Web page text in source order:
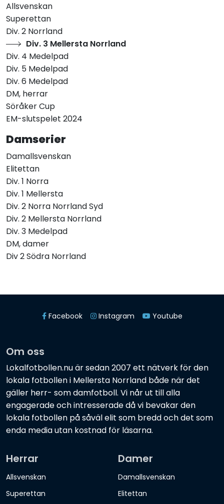
Allsvenskan
Superettan
Div. 2 Norrland
Div. 3 Mellersta Norrland
Div. 4 Medelpad
Div. 5 Medelpad
Div. 6 Medelpad
DM, herrar
Söråker Cup
EM-slutspelet 2024
Damserier
Damallsvenskan
Elitettan
Div. 1 Norra
Div. 1 Mellersta
Div. 2 Norra Norrland Syd
Div. 2 Mellersta Norrland
Div. 3 Medelpad
DM, damer
Div 2 Södra Norrland
Facebook Instagram Youtube
Om oss
Lokalfotbollen.nu är sedan 2007 ett nätverk för den
lokala fotbollen i Mellersta Norrland både när det
gäller herr- som damfotboll. Vi når ut till alla
engagerade och intresserade då vi bevakar den
lokala fotbollen på såväl elit som bredd och det som
enda media utan kostnad för läsarna.
Herrar
Allsvenskan
Superettan
Damer
Damallsvenskan
Elitettan